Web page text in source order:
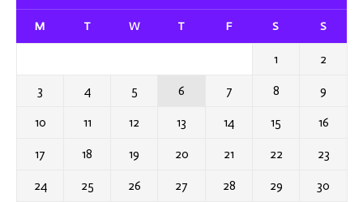
M T W T F S S
1 2
3 4 5 6 7 8 9
10 11 12 13 14 15 16
17 18 19 20 21 22 23
24 25 26 27 28 29 30